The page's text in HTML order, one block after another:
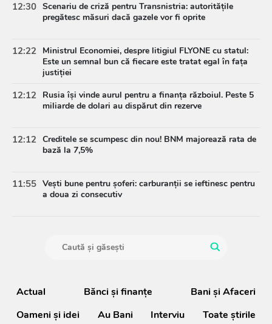
12:30 Scenariu de criză pentru Transnistria: autoritățile
pregătesc măsuri dacă gazele vor fi oprite
12:22 Ministrul Economiei, despre litigiul FLYONE cu statul:
Este un semnal bun că fiecare este tratat egal în fața
justiției
12:12 Rusia își vinde aurul pentru a finanța războiul. Peste 5
miliarde de dolari au dispărut din rezerve
12:12 Creditele se scumpesc din nou! BNM majorează rata de
bază la 7,5%
11:55 Vești bune pentru șoferi: carburanții se ieftinesc pentru
a doua zi consecutiv
Actual Bănci şi finanţe
Bani și Afaceri
Oameni şi idei
Au Bani Interviu Toate știrile